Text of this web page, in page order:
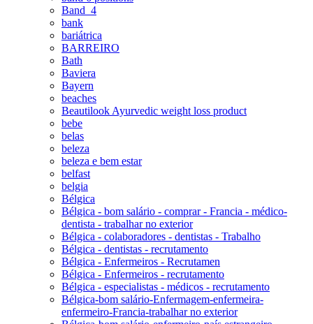
Band_4
bank
bariátrica
BARREIRO
Bath
Baviera
Bayern
beaches
Beautilook Ayurvedic weight loss product
bebe
belas
beleza
beleza e bem estar
belfast
belgia
Bélgica
Bélgica - bom salário - comprar - Francia - médico-
dentista - trabalhar no exterior
Bélgica - colaboradores - dentistas - Trabalho
Bélgica - dentistas - recrutamento
Bélgica - Enfermeiros - Recrutamen
Bélgica - Enfermeiros - recrutamento
Bélgica - especialistas - médicos - recrutamento
Bélgica-bom salário-Enfermagem-enfermeira-
enfermeiro-Francia-trabalhar no exterior